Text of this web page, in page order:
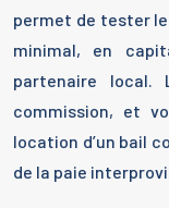
permet de tester
minimal, en
partenaire
commission, et
location d’un bail
de la paie